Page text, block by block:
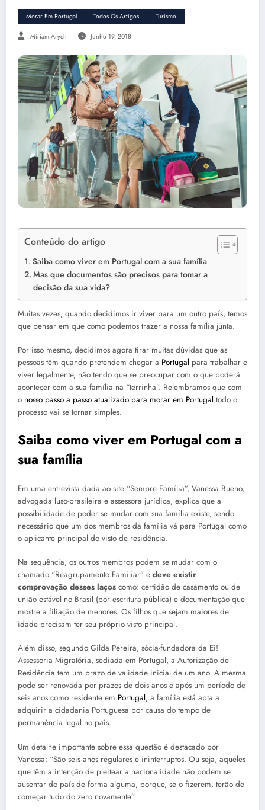
Morar Em Portugal Todos Os Artigos Turismo
Miriam Aryeh Junho 19, 2018
Conteúdo do artigo
Saiba como viver em Portugal com a sua família
Mas que documentos são precisos para tomar a
decisão da sua vida?
Muitas vezes, quando decidimos ir viver para um outro país, temos
que pensar em que como podemos trazer a nossa família junta.
Por isso mesmo, decidimos agora tirar muitas dúvidas que as
pessoas têm quando pretendem chegar a Portugal para trabalhar e
viver legalmente, não tendo que se preocupar com o que poderá
acontecer com a sua família na “terrinha”. Relembramos que com
o nosso passo a passo atualizado para morar em Portugal todo o
processo vai se tornar simples.
Saiba como viver em Portugal com a
sua família
Em uma entrevista dada ao site “Sempre Família”, Vanessa Bueno,
advogada luso-brasileira e assessora jurídica, explica que a
possibilidade de poder se mudar com sua família existe, sendo
necessário que um dos membros da família vá para Portugal como
o aplicante principal do visto de residência.
Na sequência, os outros membros podem se mudar com o
chamado “Reagrupamento Familiar” e deve existir
comprovação desses laços como: certidão de casamento ou de
união estável no Brasil (por escritura pública) e documentação que
mostre a filiação de menores. Os filhos que sejam maiores de
idade precisam ter seu próprio visto principal.
Além disso, segundo Gilda Pereira, sócia-fundadora da Ei!
Assessoria Migratória, sediada em Portugal, a Autorização de
Residência tem um prazo de validade inicial de um ano. A mesma
pode ser renovada por prazos de dois anos e após um período de
seis anos como residente em Portugal, a família está apta a
adquirir a cidadania Portuguesa por causa do tempo de
permanência legal no pais.
Um detalhe importante sobre essa questão é destacado por
Vanessa: “São seis anos regulares e ininterruptos. Ou seja, aqueles
que têm a intenção de pleitear a nacionalidade não podem se
ausentar do país de forma alguma, porque, se o fizerem, terão de
começar tudo do zero novamente”.